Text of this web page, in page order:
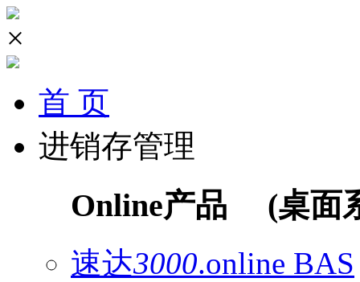
×
首 页
进销存管理
Online产品 (桌面
速达3000.online BAS